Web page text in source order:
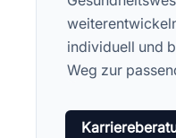
individuell und
Weg zur